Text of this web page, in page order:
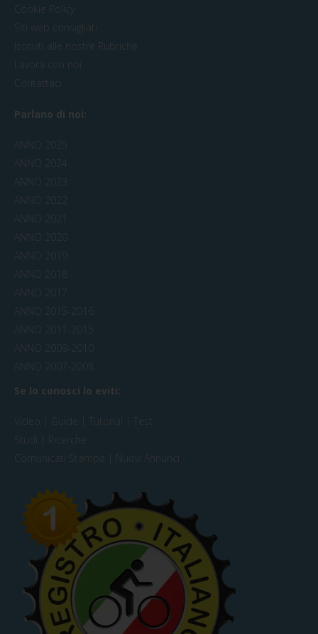
Cookie Policy
Siti web consigliati
Iscriviti alle nostre Rubriche
Lavora con noi
Contattaci
Parlano di noi:
ANNO 2025
ANNO 2024
ANNO 2023
ANNO 2022
ANNO 2021
ANNO 2020
ANNO 2019
ANNO 2018
ANNO 2017
ANNO 2015-2016
ANNO 2011-2015
ANNO 2009-2010
ANNO 2007-2008
Se lo conosci lo eviti:
Video | Guide | Tutorial | Test
Studi | Ricerche
Comunicati Stampa | Nuovi Annunci